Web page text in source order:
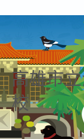
高雄市
校